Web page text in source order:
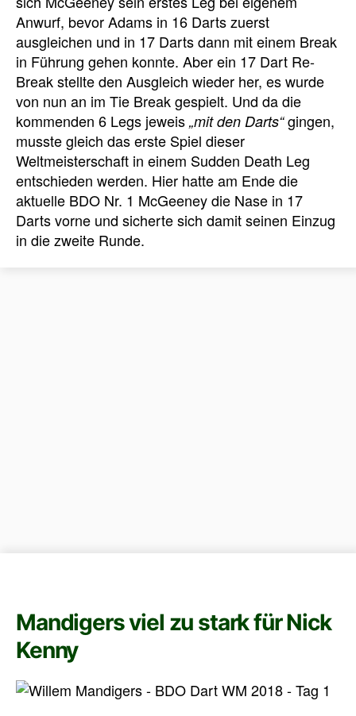
Anwurf, bevor Adams in 16 Darts zuerst
ausgleichen und in 17 Darts dann mit einem Break
in Führung gehen konnte. Aber ein 17 Dart Re-
Break stellte den Ausgleich wieder her, es wurde
von nun an im Tie Break gespielt. Und da die
kommenden 6 Legs jeweis „mit den Darts“gingen,
musste gleich das erste Spiel dieser
Weltmeisterschaft in einem Sudden Death Leg
entschieden werden. Hier hatte am Ende die
aktuelle BDO Nr. 1 McGeeney die Nase in 17
Darts vorne und sicherte sich damit seinen Einzug
in die zweite Runde.
Mandigers viel zu stark für Nick
Kenny